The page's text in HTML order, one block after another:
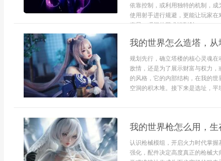
依靠控制，或利用独特的机制，
使用射手进行规避，更能让玩家
克星，瞬间的艺术谈到射...
我的世界怎么造塔，
规划先行，确立塔楼的核心灵魂
敌情，还是为了展示财富与权力
的风格，它的内部结构，在我的
空洞的积木堆。接下来是选址，平
我的世界枪怎么用，
认识枪械模组，开启火力时代掌
强化，配件决定高度真正的枪械